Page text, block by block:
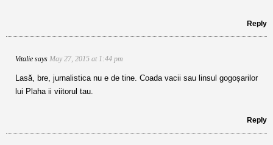
Reply
Vitalie says May 27, 2015 at 1:44 pm
Lasă, bre, jurnalistica nu e de tine. Coada vacii sau linsul gogoșarilor
lui Plaha ii viitorul tau.
Reply